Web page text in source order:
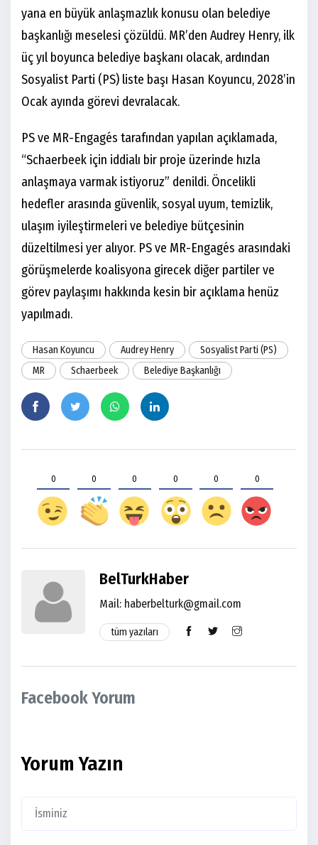
yana en büyük anlaşmazlık konusu olan belediye
başkanlığı meselesi çözüldü. MR’den Audrey Henry, ilk
üç yıl boyunca belediye başkanı olacak, ardından
Sosyalist Parti (PS) liste başı Hasan Koyuncu, 2028’in
Ocak ayında görevi devralacak.
PS ve MR-Engagés tarafından yapılan açıklamada,
“Schaerbeek için iddialı bir proje üzerinde hızla
anlaşmaya varmak istiyoruz” denildi. Öncelikli
hedefler arasında güvenlik, sosyal uyum, temizlik,
ulaşım iyileştirmeleri ve belediye bütçesinin
düzeltilmesi yer alıyor. PS ve MR-Engagés arasındaki
görüşmelerde koalisyona girecek diğer partiler ve
görev paylaşımı hakkında kesin bir açıklama henüz
yapılmadı.
Hasan Koyuncu Audrey Henry
Sosyalist Parti (PS)
MR
Schaerbeek Belediye Başkanlığı
0 0 0 0 0 0
BelTurkHaber
Mail: haberbelturk@gmail.com
tüm yazıları
Facebook Yorum
Yorum Yazın